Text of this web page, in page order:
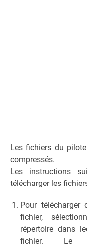
Les fichiers du
compressés.
Les instructions
télécharger les
Pour
fichier,
répertoire dans
fichier. Le